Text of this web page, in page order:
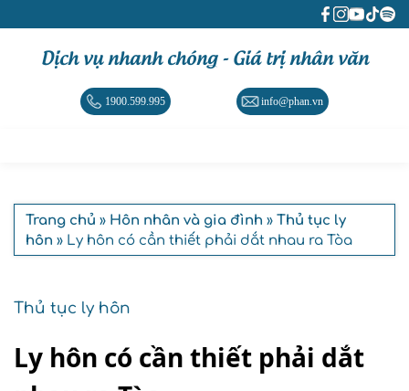
Dịch vụ nhanh chóng - Giá trị nhân văn
1900.599.995 info@phan.vn
Trang chủ » Hôn nhân và gia đình » Thủ tục ly
hôn » Ly hôn có cần thiết phải dắt nhau ra Tòa
Thủ tục ly hôn
Ly hôn có cần thiết phải dắt